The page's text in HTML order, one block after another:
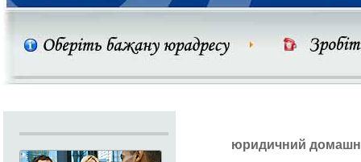
юридичний